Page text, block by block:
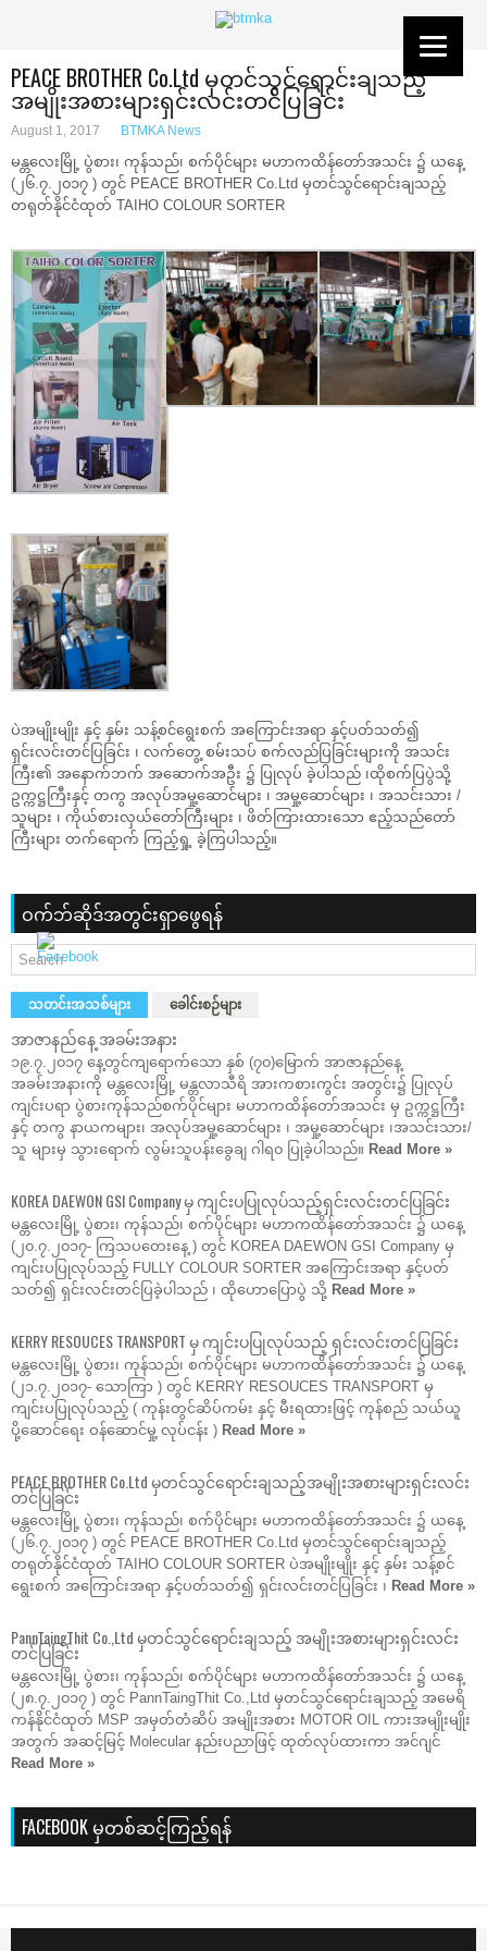
PEACE BROTHER Co.Ltd မှတင်သွင်ရောင်းချသည့်
အမျိုးအစားများရှင်းလင်းတင်ပြခြင်း
August 1, 2017 BTMKA News
မန္တလေးမြို့ ပွဲစား၊ ကုန်သည်၊ စက်ပိုင်များ မဟာကထိန်တော်အသင်း ၌ ယနေ့
(၂၆.၇.၂၀၁၇ ) တွင် PEACE BROTHER Co.Ltd မှတင်သွင်ရောင်းချသည့်
တရုတ်နိုင်ငံထုတ် TAIHO COLOUR SORTER
ပဲအမျိုးမျိုး နှင့် နှမ်း သန့်စင်ရွေးစက် အကြောင်းအရာ နှင့်ပတ်သတ်၍
ရှင်းလင်းတင်ပြခြင်း ၊ လက်တွေ့ စမ်းသပ် စက်လည်ပြခြင်းများကို အသင်း
ကြီး၏ အနောက်ဘက် အဆောက်အဦး ၌ ပြုလုပ် ခဲ့ပါသည် ၊ထိုစက်ပြပွဲသို့
ဥက္ကဋ္ဌကြီးနှင့် တကွ အလုပ်အမှု့ဆောင်များ ၊ အမှု့ဆောင်များ ၊ အသင်းသား /
သူများ ၊ ကိုယ်စားလှယ်တော်ကြီးများ ၊ ဖိတ်ကြားထားသော ဧည့်သည်တော်
ကြီးများ တက်ရောက် ကြည့်ရှု့ ခဲ့ကြပါသည့်။
ဝက်ဘ်ဆိုဒ်အတွင်းရှာဖွေရန်
သတင်းအသစ်များ ခေါင်းစဉ်များ
အာဇာနည်နေ့ အခမ်းအနား
၁၉.၇.၂၀၁၇ နေ့တွင်ကျရောက်သော နှစ် (၇၀)မြောက် အာဇာနည်နေ့
အခမ်းအနားကို မန္တလေးမြို့ မန္တလာသီရိ အားကစားကွင်း အတွင်း၌ ပြုလုပ်
ကျင်းပရာ ပွဲစားကုန်သည်စက်ပိုင်များ မဟာကထိန်တော်အသင်း မှ ဥက္ကဋ္ဌကြီး
နှင့် တကွ နာယကများ၊ အလုပ်အမှု့ဆောင်များ ၊ အမှု့ဆောင်များ ၊အသင်းသား/
သူ များမှ သွားရောက် လွမ်းသူပန်းခွေချ ဂါရ၀ ပြုခဲ့ပါသည်။ Read More »
KOREA DAEWON GSI Company မှ ကျင်းပပြုလုပ်သည့်ရှင်းလင်းတင်ပြခြင်း
မန္တလေးမြို့ ပွဲစား၊ ကုန်သည်၊ စက်ပိုင်များ မဟာကထိန်တော်အသင်း ၌ ယနေ့
(၂၀.၇.၂၀၁၇- ကြသပတေးနေ့ ) တွင် KOREA DAEWON GSI Company မှ
ကျင်းပပြုလုပ်သည့် FULLY COLOUR SORTER အကြောင်းအရာ နှင့်ပတ်
သတ်၍ ရှင်းလင်းတင်ပြခဲ့ပါသည် ၊ ထိုဟောပြောပွဲ သို့ Read More »
KERRY RESOUCES TRANSPORT မှ ကျင်းပပြုလုပ်သည့် ရှင်းလင်းတင်ပြခြင်း
မန္တလေးမြို့ ပွဲစား၊ ကုန်သည်၊ စက်ပိုင်များ မဟာကထိန်တော်အသင်း ၌ ယနေ့
(၂၁.၇.၂၀၁၇- သောကြာ ) တွင် KERRY RESOUCES TRANSPORT မှ
ကျင်းပပြုလုပ်သည့် ( ကုန်းတွင်ဆိပ်ကမ်း နှင့် မီးရထားဖြင့် ကုန်စည် သယ်ယူ
ပို့ဆောင်ရေး ဝန်ဆောင်မှု့ လုပ်ငန်း ) Read More »
PEACE BROTHER Co.Ltd မှတင်သွင်ရောင်းချသည့်အမျိုးအစားများရှင်းလင်း
တင်ပြခြင်း
မန္တလေးမြို့ ပွဲစား၊ ကုန်သည်၊ စက်ပိုင်များ မဟာကထိန်တော်အသင်း ၌ ယနေ့
(၂၆.၇.၂၀၁၇ ) တွင် PEACE BROTHER Co.Ltd မှတင်သွင်ရောင်းချသည့်
တရုတ်နိုင်ငံထုတ် TAIHO COLOUR SORTER ပဲအမျိုးမျိုး နှင့် နှမ်း သန့်စင်
ရွေးစက် အကြောင်းအရာ နှင့်ပတ်သတ်၍ ရှင်းလင်းတင်ပြခြင်း ၊ Read More »
PannTaingThit Co.,Ltd မှတင်သွင်ရောင်းချသည့် အမျိုးအစားများရှင်းလင်း
တင်ပြခြင်း
မန္တလေးမြို့ ပွဲစား၊ ကုန်သည်၊ စက်ပိုင်များ မဟာကထိန်တော်အသင်း ၌ ယနေ့
(၂၈.၇.၂၀၁၇ ) တွင် PannTaingThit Co.,Ltd မှတင်သွင်ရောင်းချသည့် အမေရိ
ကန်နိုင်ငံထုတ် MSP အမှတ်တံဆိပ် အမျိုးအစား MOTOR OIL ကားအမျိုးမျိုး
အတွက် အဆင့်မြင့် Molecular နည်းပညာဖြင့် ထုတ်လုပ်ထားကာ အင်ဂျင်
Read More »
FACEBOOK မှတစ်ဆင့်ကြည့်ရန်